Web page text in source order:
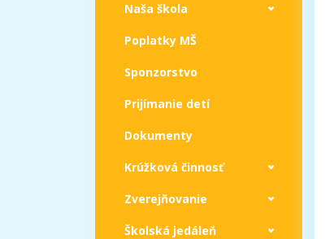
Naša škola
Poplatky MŠ
Sponzorstvo
Prijímanie detí
Dokumenty
Krúžková činnosť
Zverejňovanie
Školská jedáleň